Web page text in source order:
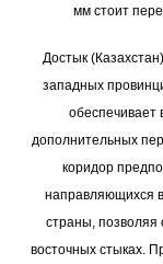
мм стоит
Достык
западных
обеспечивает
дополнительных
коридор
направляющихся
страны, позволяя
восточных стыках.